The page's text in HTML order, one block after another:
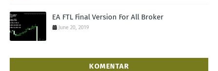
EA FTL Final Version For All Broker
June 20, 2019
KOMENTAR